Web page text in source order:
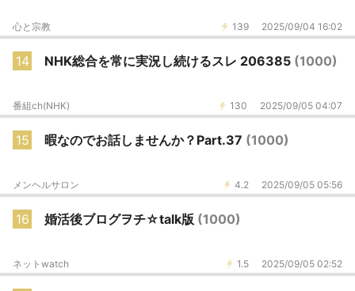
139 2025/09/04 16:02
心と宗教
14 NHK総合を常に実況し続けるスレ 206385 (1000)
130 2025/09/05 04:07
番組ch(NHK)
15 暇なのでお話しませんか？Part.37 (1000)
4.2 2025/09/05 05:56
メンヘルサロン
16 婚活後ブログヲチ☆talk版 (1000)
1.5 2025/09/05 02:52
ネットwatch